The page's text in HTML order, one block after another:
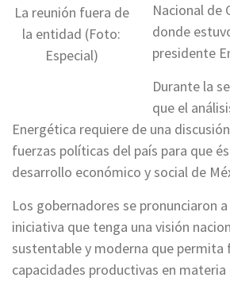
La reunión fuera de
la entidad (Foto:
Especial)
Nacional de
donde
presidente
Durante la
que el
Energética requiere de una
fuerzas políticas del país para que
desarrollo económico y social de
Los gobernadores se pronunciaron
iniciativa que tenga una visión
sustentable y moderna que permita
capacidades productivas en